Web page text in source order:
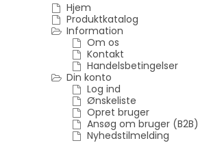
Hjem
Produktkatalog
Information
Om os
Kontakt
Handelsbetingelser
Din konto
Log ind
Ønskeliste
Opret bruger
Ansøg om bruger (B2B)
Nyhedstilmelding